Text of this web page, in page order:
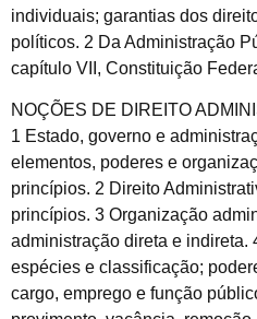
individuais; garantias dos
políticos. 2 Da Administração
capítulo VII, Constituição
NOÇÕES DE DIREITO
1 Estado, governo e
elementos, poderes e
princípios. 2 Direito
princípios. 3 Organização
administração direta e indireta.
espécies e classificação;
cargo, emprego e função